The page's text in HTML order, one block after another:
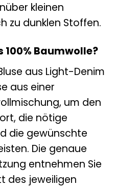
kleinen
zu dunklen Stoffen.
100% Baumwolle?
aus Light-Denim
aus einer
um den
die nötige
die gewünschte
Die genaue
entnehmen Sie
des jeweiligen